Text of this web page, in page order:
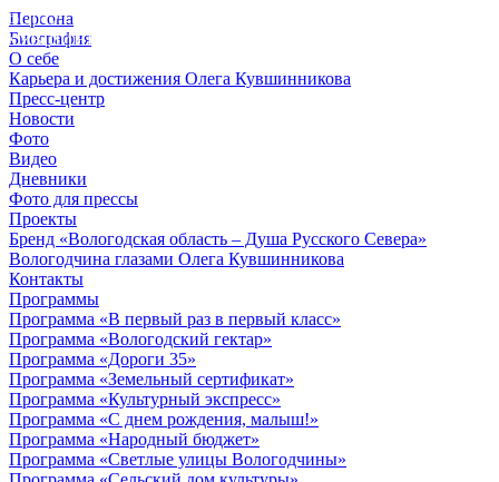
Персона
Биография
О себе
Карьера и достижения Олега Кувшинникова
Пресс-центр
Новости
Фото
Видео
Дневники
Фото для прессы
Проекты
Бренд «Вологодская область – Душа Русского Севера»
Вологодчина глазами Олега Кувшинникова
Контакты
Программы
Программа «В первый раз в первый класс»
Программа «Вологодский гектар»
Программа «Дороги 35»
Программа «Земельный сертификат»
Программа «Культурный экспресс»
Программа «С днем рождения, малыш!»
Программа «Народный бюджет»
Программа «Светлые улицы Вологодчины»
© 2012 - 2023,
КУВШИННИКОВ О.А.